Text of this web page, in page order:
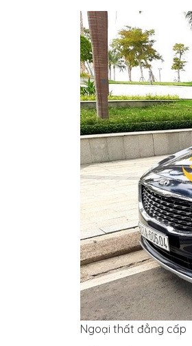
Ngoại thất đẳng cấp